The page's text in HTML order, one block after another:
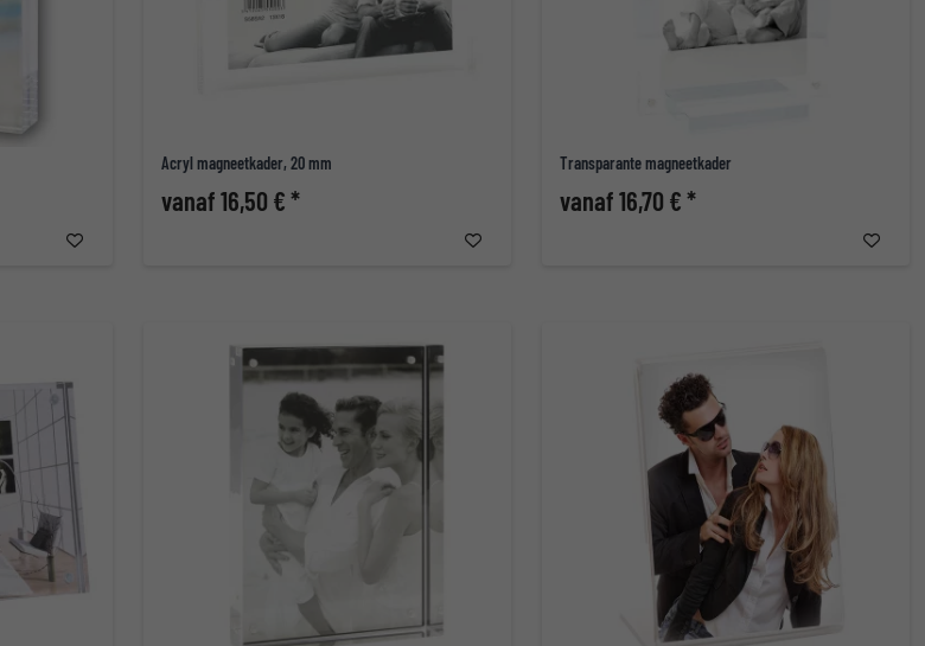
Acryl magneetkader, 20 mm
vanaf 16,50 € *
Transparante magneetkader
vanaf 16,70 € *